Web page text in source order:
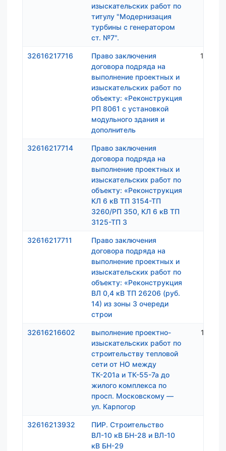
изыскательских работ по
титулу "Модернизация
турбины с генератором
ст. №7".
32616217716
Право заключения
договора подряда на
выполнение проектных и
изыскательских работ по
объекту: «Реконструкция
РП 8061 с установкой
модульного здания и
дополнитель
1 495
32616217714
Право заключения
договора подряда на
выполнение проектных и
изыскательских работ по
объекту: «Реконструкция
КЛ 6 кВ ТП 3154-ТП
3260/РП 350, КЛ 6 кВ ТП
3125-ТП 3
32616217711
Право заключения
договора подряда на
выполнение проектных и
изыскательских работ по
объекту: «Реконструкция
ВЛ 0,4 кВ ТП 26206 (руб.
14) из зоны 3 очереди
строи
32616216602
выполнение проектно-
изыскательских работ по
строительству тепловой
сети от НО между
ТК-201а и ТК-55-7а до
жилого комплекса по
просп. Московскому —
ул. Карпогор
1 058
32616213932
ПИР. Строительство
ВЛ-10 кВ БН-28 и ВЛ-10
кВ БН-29